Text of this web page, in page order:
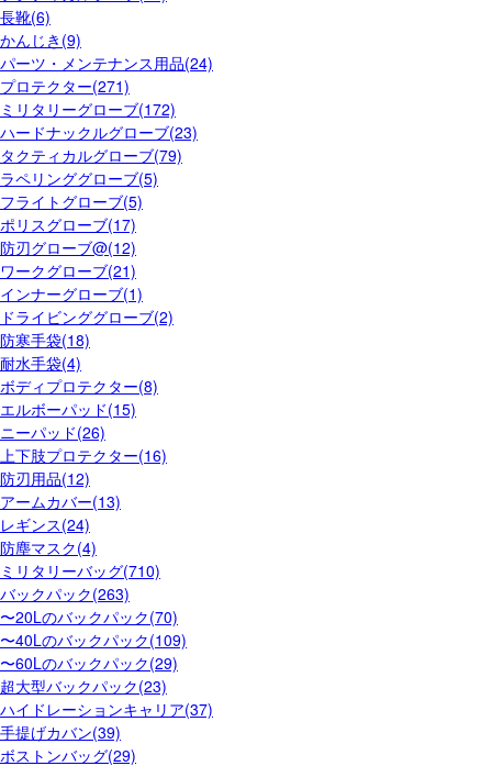
長靴(6)
かんじき(9)
パーツ・メンテナンス用品(24)
プロテクター(271)
ミリタリーグローブ(172)
ハードナックルグローブ(23)
タクティカルグローブ(79)
ラペリンググローブ(5)
フライトグローブ(5)
ポリスグローブ(17)
防刃グローブ@(12)
ワークグローブ(21)
インナーグローブ(1)
ドライビンググローブ(2)
防寒手袋(18)
耐水手袋(4)
ボディプロテクター(8)
エルボーパッド(15)
ニーパッド(26)
上下肢プロテクター(16)
防刃用品(12)
アームカバー(13)
レギンス(24)
防塵マスク(4)
ミリタリーバッグ(710)
バックパック(263)
〜20Lのバックパック(70)
〜40Lのバックパック(109)
〜60Lのバックパック(29)
超大型バックパック(23)
ハイドレーションキャリア(37)
手提げカバン(39)
ボストンバッグ(29)